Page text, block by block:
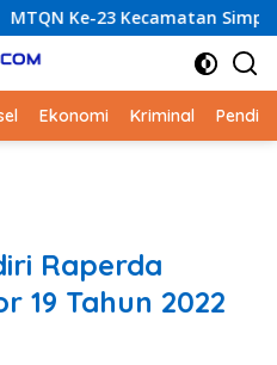
Simpang Empat: Ikhtiar
Ekonomi Kriminal
Raperda
19 Tahun 2022